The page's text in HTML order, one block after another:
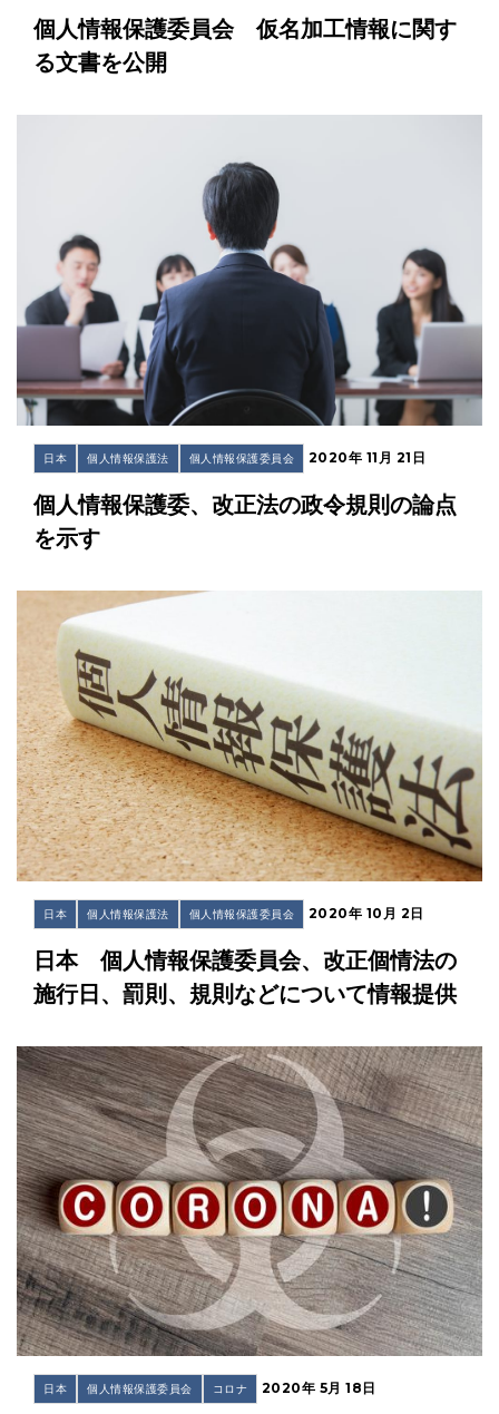
個人情報保護委員会 仮名加工情報に関す
る文書を公開
日本 個人情報保護法 個人情報保護委員会 2020年 11月 21日
個人情報保護委、改正法の政令規則の論点
を示す
日本 個人情報保護法 個人情報保護委員会 2020年 10月 2日
日本 個人情報保護委員会、改正個情法の
施行日、罰則、規則などについて情報提供
日本 個人情報保護委員会 コロナ 2020年 5月 18日